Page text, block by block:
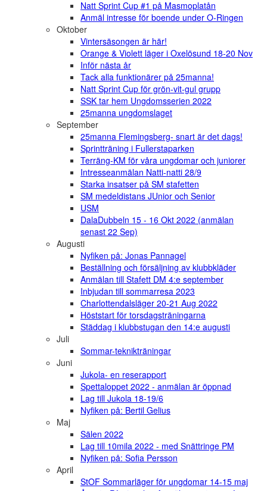
Natt Sprint Cup #1 på Masmoplatån
Anmäl intresse för boende under O-Ringen
Oktober
Vintersäsongen är här!
Orange & Violett läger i Oxelösund 18-20 Nov
Inför nästa år
Tack alla funktionärer på 25manna!
Natt Sprint Cup för grön-vit-gul grupp
SSK tar hem Ungdomsserien 2022
25manna ungdomslaget
September
25manna Flemingsberg- snart är det dags!
Sprintträning i Fullerstaparken
Terräng-KM för våra ungdomar och juniorer
Intresseanmälan Natti-natti 28/9
Starka insatser på SM stafetten
SM medeldistans JUnior och Senior
USM
DalaDubbeln 15 - 16 Okt 2022 (anmälan
senast 22 Sep)
Augusti
Nyfiken på: Jonas Pannagel
Beställning och försäljning av klubbkläder
Anmälan till Stafett DM 4:e september
Inbjudan till sommarresa 2023
Charlottendalsläger 20-21 Aug 2022
Höststart för torsdagsträningarna
Städdag i klubbstugan den 14:e augusti
Juli
Sommar-teknikträningar
Juni
Jukola- en reserapport
Spettaloppet 2022 - anmälan är öppnad
Lag till Jukola 18-19/6
Nyfiken på: Bertil Gelius
Maj
Sälen 2022
Lag till 10mila 2022 - med Snättringe PM
Nyfiken på: Sofia Persson
April
StOF Sommarläger för ungdomar 14-15 maj